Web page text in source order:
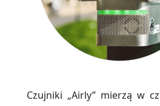
Czujniki „Airly” mierzą w